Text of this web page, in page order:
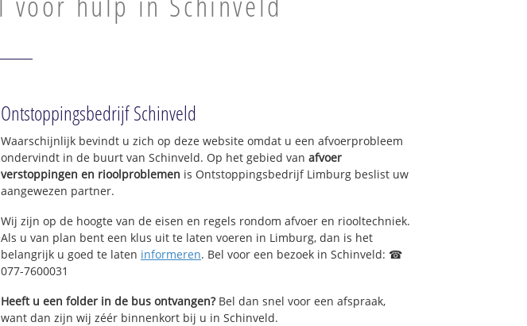
Ontstoppingsbedrijf Schinveld
Waarschijnlijk bevindt u zich op deze website omdat u een afvoerprobleem
ondervindt in de buurt van Schinveld. Op het gebied van afvoer
verstoppingen en rioolproblemen is Ontstoppingsbedrijf Limburg beslist uw
aangewezen partner.
Wij zijn op de hoogte van de eisen en regels rondom afvoer en riooltechniek.
Als u van plan bent een klus uit te laten voeren in Limburg, dan is het
belangrijk u goed te laten informeren. Bel voor een bezoek in Schinveld: ☎
077-7600031
Heeft u een folder in de bus ontvangen?Bel dan snel voor een afspraak,
want dan zijn wij zéér binnenkort bij u in Schinveld.